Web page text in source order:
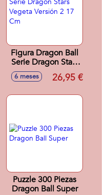
Figura Dragon Ball
Serie Dragon Stars
Vegeta Versión 2
17 Cm
6 meses 26,95 €
Puzzle 300 Piezas
Dragon Ball Super